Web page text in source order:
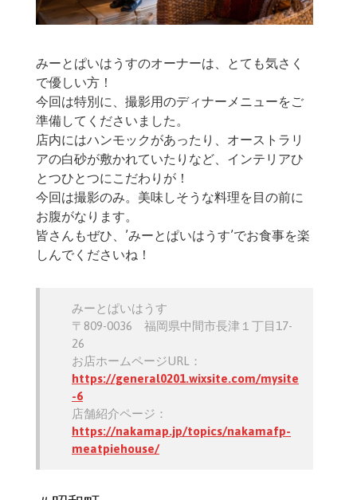
みーとぱいはうすのオーナーは、とても気さく
で優しい方！
今回は特別に、撮影用のディナーメニューをご
準備してくださいました。
店内にはハンモックがあったり、オーストラリ
アの白砂が敷かれていたりなど、インテリアひ
とつひとつにこだわりが！
今回は撮影のみ。美味しそうな料理を目の前に
お腹がなります。
皆さんもぜひ、’みーとぱいはうす’でお食事を楽
しんでくださいね！
みーとぱいはうす
〒809-0036 福岡県中間市長津１丁目17-
26
お店ホームページURL：
https://general0201.wixsite.com/mysite
-6
店舗紹介ページ：
https://nakamap.jp/topics/nakamafp-
meatpiehouse/